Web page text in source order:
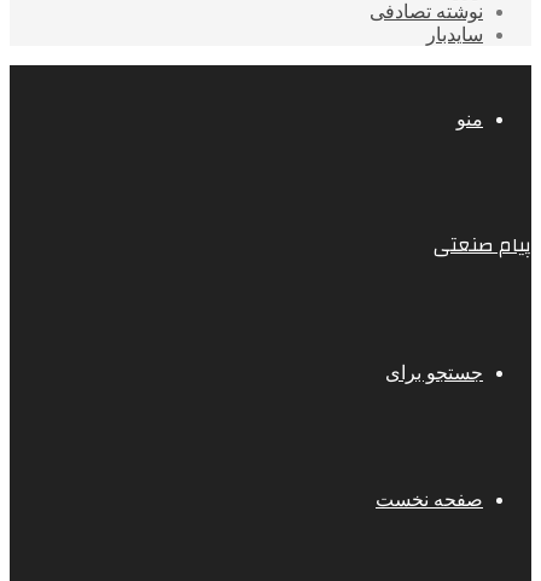
نوشته تصادفی
سایدبار
منو
پیام صنعتی
جستجو برای
صفحه نخست